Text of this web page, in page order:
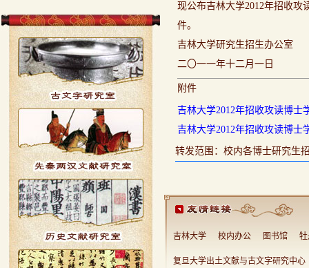
现公布吉林大学2012年招收攻
件。
吉林大学研究生招生办公室
二〇一一年十二月一日
附件
吉林大学2012年招收攻读博士
吉林大学2012年招收攻读博士
转发范围：校内各博士研究生
吉林大学 校内办公 图书馆
复旦大学出土文献与古文字研究中心